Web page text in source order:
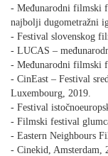
- Međunarodni filmski
najbolji dugometražni
- Festival slovenskog
- LUCAS –
- Međunarodni filmski
- CinEast – Festival
Luxembourg, 2019.
- Festival
- Filmski festival
- Eastern Neighbours
- Cinekid, Amsterdam,